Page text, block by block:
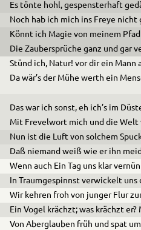
Es tönte hohl, gespensterhaft
Noch hab ich mich ins Freye nicht
Könnt ich Magie von meinem
Die Zaubersprüche ganz und gar
Stünd ich, Natur! vor dir ein Mann
Da wär’s der Mühe werth ein
Das war ich sonst, eh ich’s im
Mit Frevelwort mich und die
Nun ist die Luft von solchem
Daß niemand weiß wie er ihn
Wenn auch Ein Tag uns klar
In Traumgespinnst verwickelt uns
Wir kehren froh von junger Flur
Ein Vogel krächzt; was krächzt er?
Von Aberglauben früh und spat